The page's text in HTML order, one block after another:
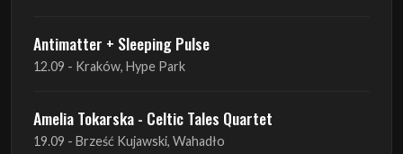
Antimatter + Sleeping Pulse
12.09 - Kraków, Hype Park
Amelia Tokarska - Celtic Tales Quartet
19.09 - Brześć Kujawski, Wahadło